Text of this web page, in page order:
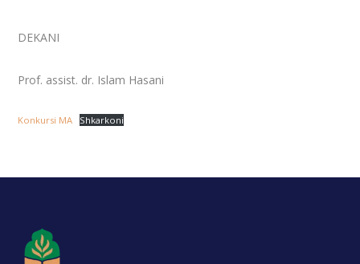
DEKANI
Prof. assist. dr. Islam Hasani
Konkursi MA Shkarkoni